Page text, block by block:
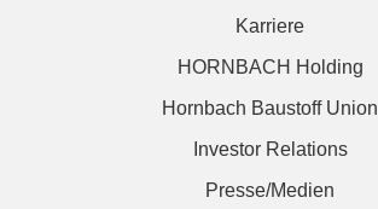
Karriere
HORNBACH Holding
Hornbach Baustoff Union
Investor Relations
Presse/Medien